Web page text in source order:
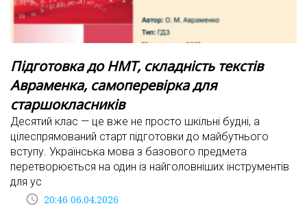
Підготовка до НМТ, складність текстів
Авраменка, самоперевірка для
старшокласників
Десятий клас — це вже не просто шкільні будні, а
цілеспрямований старт підготовки до майбутнього
вступу. Українська мова з базового предмета
перетворюється на один із найголовніших інструментів
для ус
access_time 20:46 06.04.2026